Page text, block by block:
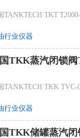
TANKTECH TKT
行业仪器
TKK蒸汽闭锁阀
TANKTECH TKK TVC-
行业仪器
TKK储罐蒸汽闭